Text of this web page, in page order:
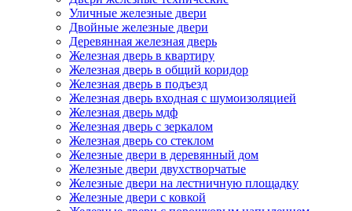
Уличные железные двери
Двойные железные двери
Деревянная железная дверь
Железная дверь в квартиру
Железная дверь в общий коридор
Железная дверь в подъезд
Железная дверь входная с шумоизоляцией
Железная дверь мдф
Железная дверь с зеркалом
Железная дверь со стеклом
Железные двери в деревянный дом
Железные двери двухстворчатые
Железные двери на лестничную площадку
Железные двери с ковкой